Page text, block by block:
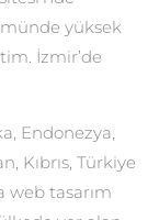
yüksek
İzmir’de
Endonezya,
Kıbrıs, Türkiye
web tasarım